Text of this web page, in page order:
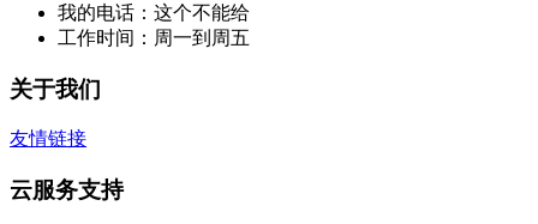
我的电话：这个不能给
工作时间：周一到周五
关于我们
友情链接
云服务支持